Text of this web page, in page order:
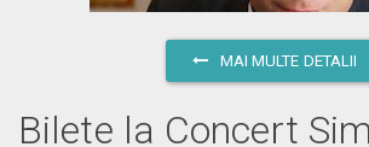
MAI MULTE DETALII
Bilete la Concert